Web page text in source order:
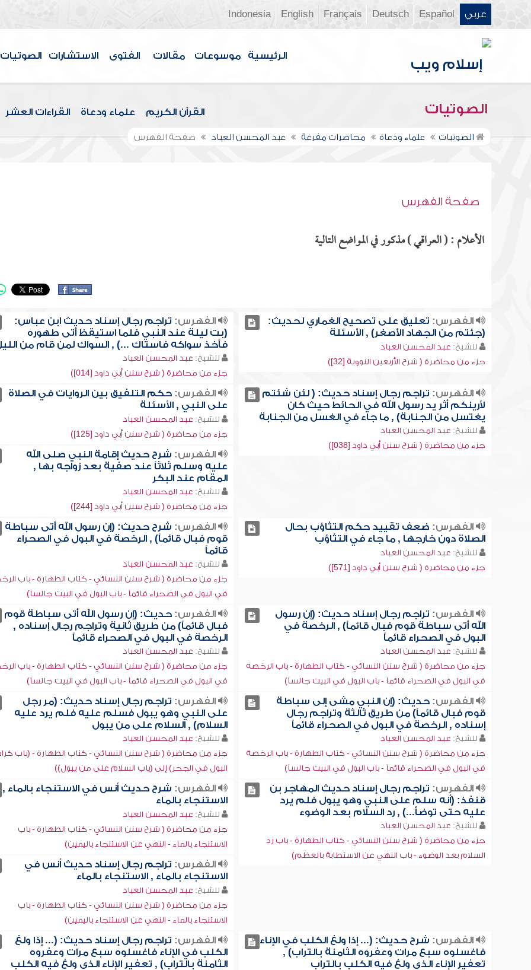
عربي Español
Deutsch
Français
English
Indonesia
الرئيسية موسوعات مقالات الفتوى الاستشارات الصوتيات
الصوتيات القرآن الكريم علماء ودعاة القراءات العشر
الصوتيات علماء ودعاة محاضرات مفرغة عبد المحسن العباد صفحة الفهرس
صفحة الفهرس
الأعلام : ( العراقي ) مذكور في المواضع التالية
الفهرس: تعليق على تصحيح الغماري لحديث:
(جئتم من الجهاد الأصغر) , الأسئلة
للشيخ: عبد المحسن العباد
جزء من محاضرة ( شرح الأربعين النووية [32])
الفهرس: تراجم رجال إسناد حديث ابن عباس:
(بت ليلة عند النبي فلما استيقظ أتى طهوره
فأخذ سواكه فاستاك ...) , السواك لمن قام من
للشيخ: عبد المحسن العباد
جزء من محاضرة ( شرح سنن أبي داود [014])
الفهرس: تراجم رجال إسناد حديث: ( لئن شئتم
لأرينكم أثر يد رسول الله في الحائط حيث كان
يغتسل من الجنابة) , ما جاء في الغسل من الجنابة
للشيخ: عبد المحسن العباد
جزء من محاضرة ( شرح سنن أبي داود [038])
الفهرس: حكم التلفيق بين الروايات في الصلاة
على النبي , الأسئلة
للشيخ: عبد المحسن العباد
جزء من محاضرة ( شرح سنن أبي داود [125])
الفهرس: شرح حديث إقامة النبي صلى الله
عليه وسلم ثلاثاً عند صفية بعد زواجه بها ,
المقام عند البكر
للشيخ: عبد المحسن العباد
جزء من محاضرة ( شرح سنن أبي داود [244])
الفهرس: ضعف تقييد حكم التثاؤب بحال
الصلاة دون خارجها , ما جاء في التثاؤب
للشيخ: عبد المحسن العباد
جزء من محاضرة ( شرح سنن أبي داود [571])
الفهرس: شرح حديث: (إن رسول الله أتى سباطة
قوم فبال قائماً) , الرخصة في البول في الصحراء
قائماً
للشيخ: عبد المحسن العباد
جزء من محاضرة ( شرح سنن النسائي - كتاب الطهارة - باب
في البول في الصحراء قائماً - باب البول في البيت جالساً)
الفهرس: تراجم رجال إسناد حديث: (إن رسول
الله أتى سباطة قوم فبال قائماً) , الرخصة في
البول في الصحراء قائماً
للشيخ: عبد المحسن العباد
جزء من محاضرة ( شرح سنن النسائي - كتاب الطهارة - باب الرخصة
في البول في الصحراء قائماً - باب البول في البيت جالساً)
الفهرس: حديث: (إن رسول الله أتى سباطة قوم
فبال قائماً) من طريق ثانية وتراجم رجال إسناده ,
الرخصة في البول في الصحراء قائماً
للشيخ: عبد المحسن العباد
جزء من محاضرة ( شرح سنن النسائي - كتاب الطهارة - باب
في البول في الصحراء قائماً - باب البول في البيت جالساً)
الفهرس:حديث: (إن النبي مشى إلى سباطة
قوم فبال قائماً) من طريق ثالثة وتراجم رجال
إسناده , الرخصة في البول في الصحراء قائماً
للشيخ: عبد المحسن العباد
جزء من محاضرة ( شرح سنن النسائي - كتاب الطهارة - باب الرخصة
في البول في الصحراء قائماً - باب البول في البيت جالساً)
الفهرس: تراجم رجال إسناد حديث: (مر رجل
على النبي وهو يبول فسلم عليه فلم يرد عليه
السلام) , السلام على من يبول
للشيخ: عبد المحسن العباد
جزء من محاضرة ( شرح سنن النسائي - كتاب الطهارة - (باب
البول في الجحر) إلى (باب السلام على من يبول))
الفهرس: تراجم رجال إسناد حديث المهاجر بن
قنفذ: (أنه سلم على النبي وهو يبول فلم يرد
عليه حتى توضأ...) , رد السلام بعد الوضوء
للشيخ: عبد المحسن العباد
جزء من محاضرة ( شرح سنن النسائي - كتاب الطهارة - باب رد
السلام بعد الوضوء - باب النهي عن الاستطابة بالعظم)
الفهرس: شرح حديث أنس في الاستنجاء بالماء ,
الاستنجاء بالماء
للشيخ: عبد المحسن العباد
جزء من محاضرة ( شرح سنن النسائي - كتاب الطهارة - باب
الاستنجاء بالماء - النهي عن الاستنجاء باليمين)
الفهرس: تراجم رجال إسناد حديث أنس في
الاستنجاء بالماء , الاستنجاء بالماء
للشيخ: عبد المحسن العباد
جزء من محاضرة ( شرح سنن النسائي - كتاب الطهارة - باب
الاستنجاء بالماء - النهي عن الاستنجاء باليمين)
الفهرس: شرح حديث: (... إذا ولغ الكلب في الإناء
فاغسلوه سبع مرات وعفروه الثامنة بالتراب) ,
تعفير الإناء الذي ولغ فيه الكلب بالتراب
الفهرس: تراجم رجال إسناد حديث: (... إذا ولغ
الكلب في الإناء فاغسلوه سبع مرات وعفروه
الثامنة بالتراب) , تعفير الإناء الذي ولغ فيه الكلب